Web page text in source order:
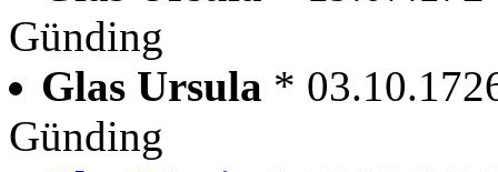
Günding
Glas Ursula *
Günding